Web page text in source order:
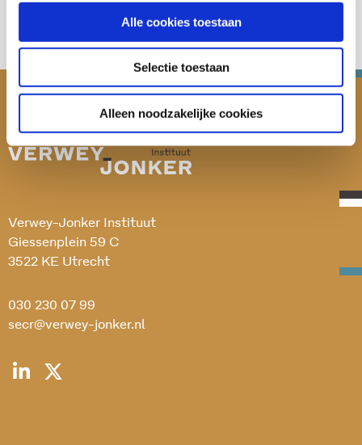
Alle cookies toestaan
Selectie toestaan
Alleen noodzakelijke cookies
Verwey-Jonker Instituut
Giessenplein 59 C
3522 KE Utrecht
030 230 07 99
secr@verwey-jonker.nl